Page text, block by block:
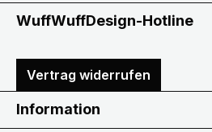
WuffWuffDesign-Hotline
Vertrag widerrufen
Information